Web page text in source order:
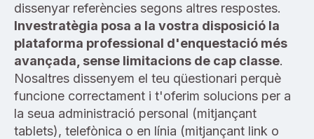
dissenyar referències segons altres respostes.
Investratègia posa a la vostra disposició la
plataforma professional d'enquestació més
avançada, sense limitacions de cap classe.
Nosaltres dissenyem el teu qüestionari perquè
funcione correctament i t'oferim solucions per a
la seua administració personal (mitjançant
tablets), telefònica o en línia (mitjançant link o